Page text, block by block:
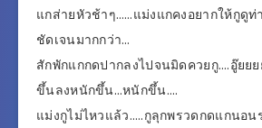
แกส่ายหัวช้าๆ……แม่งแกคงอยากให้กูดู
ชัดเจนมากกว่า…
สักพักแกกดปากลงไปจนมิดควยกู….อู๊ยย
ขึ้นลงหนักขึ้น…หนักขึ้น….
แม่งกูไม่ไหวแล้ว…..กูลุกพรวดกดแกนอ